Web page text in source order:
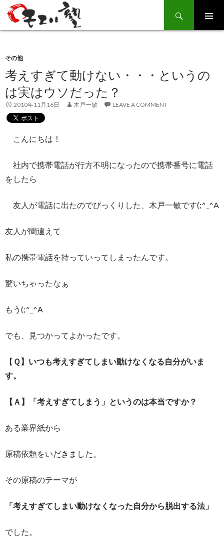
Search
SKIP
TO
その他
考えすぎて動けない・・・というの
は実はウソだった？
2010年11月16日 木戸一敏 LEAVE A COMMENT
こんにちは！
社内で携帯電話が行方不明になったので携帯番号に電話
をしたら
友人が電話に出たのでびっくりした、木戸一敏です(;^_^A
友人が間違えて
私の携帯電話を持っていってしまったんです。
驚いちゃったなぁ
もう(;^_^A
でも、見つかってよかったです。
【 Ｑ】いつも考えすぎてしまい動けなくなる自分がいま
す。
【Ａ】「考えすぎてしまう」というのは本当ですか？
ある業界紙から
原稿依頼をいだきました。
その原稿のテーマが
「考えすぎてしまい動けなくなった自分から脱出する法」
でした。